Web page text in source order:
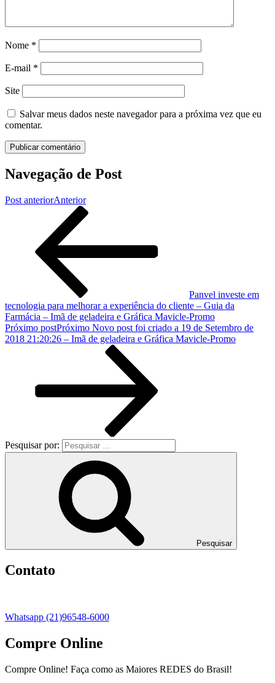
Nome *
E-mail *
Site
Salvar meus dados neste navegador para a próxima vez que eu
comentar.
Navegação de Post
Post anteriorAnterior
Panvel investe em
tecnologia para melhorar a experiência do cliente – Guia da
Farmácia – Imã de geladeira e Gráfica Mavicle-Promo
Próximo postPróximo Novo post foi criado a 19 de Setembro de
2018 21:20:26 – Imã de geladeira e Gráfica Mavicle-Promo
Pesquisar por:
Pesquisar
Contato
Whatsapp (21)96548-6000
Compre Online
Compre Online! Faça como as Maiores REDES do Brasil!